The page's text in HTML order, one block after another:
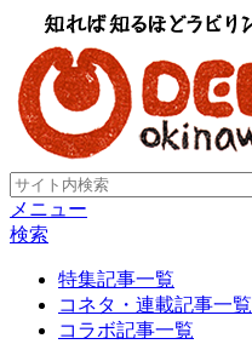
メニュー
検索
特集記事一覧
コネタ・連載記事一覧
コラボ記事一覧